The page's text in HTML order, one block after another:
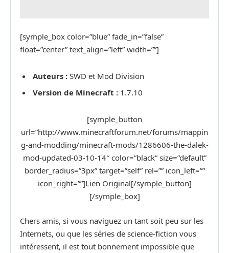
[symple_box color=”blue” fade_in=”false”
float=”center” text_align=”left” width=””]
Auteurs : SWD et Mod Division
Version de Minecraft : 1.7.10
[symple_button
url=”http://www.minecraftforum.net/forums/mappin
g-and-modding/minecraft-mods/1286606-the-dalek-
mod-updated-03-10-14″ color=”black” size=”default”
border_radius=”3px” target=”self” rel=”” icon_left=””
icon_right=””]Lien Original[/symple_button]
[/symple_box]
Chers amis, si vous naviguez un tant soit peu sur les
Internets, ou que les séries de science-fiction vous
intéressent, il est tout bonnement impossible que